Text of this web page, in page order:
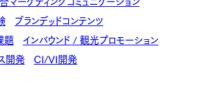
ブランデッドコンテンツ
題 インバウンド / 観光プロモーション
開発 CI/VI開発